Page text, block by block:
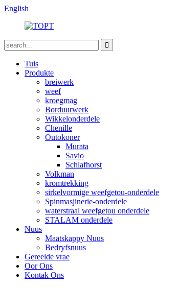
English
Tuis
Produkte
breiwerk
weef
kroegmag
Borduurwerk
Wikkelonderdele
Chenille
Outokoner
Murata
Savio
Schlafhorst
Volkman
kromtrekking
sirkelvormige weefgetou-onderdele
Spinmasjinerie-onderdele
waterstraal weefgetou onderdele
STALAM onderdele
Nuus
Maatskappy Nuus
Bedryfsnuus
Gereelde vrae
Oor Ons
Kontak Ons